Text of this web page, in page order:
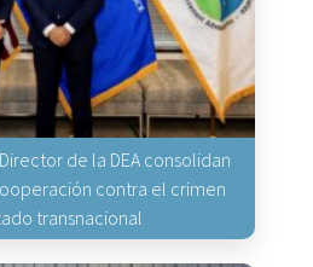
de la DEA consolidan
contra el crimen
transnacional